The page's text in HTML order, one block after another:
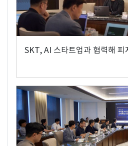
SKT, AI 스타트업과 협력해 피